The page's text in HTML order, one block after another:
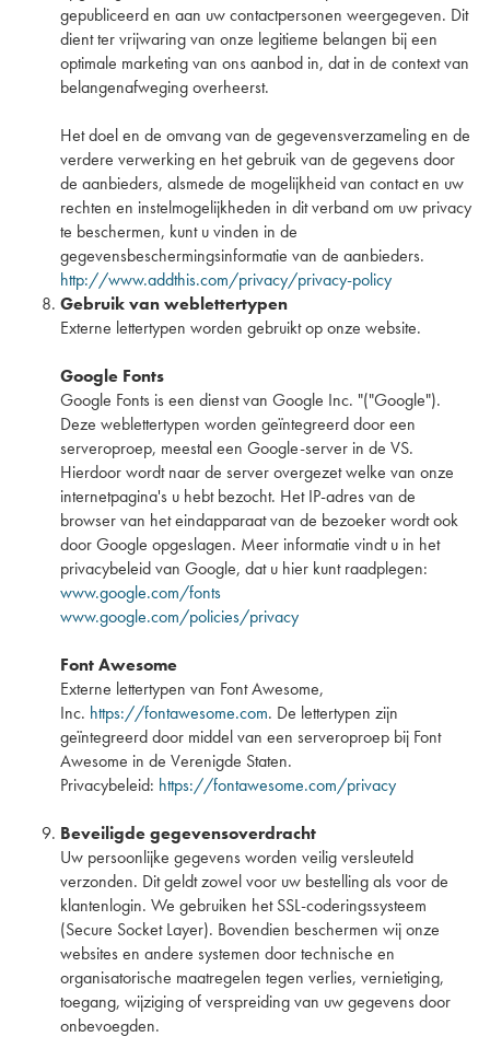
gepubliceerd en aan uw contactpersonen weergegeven. Dit
dient ter vrijwaring van onze legitieme belangen bij een
optimale marketing van ons aanbod in, dat in de context van
belangenafweging overheerst.
Het doel en de omvang van de gegevensverzameling en de
verdere verwerking en het gebruik van de gegevens door
de aanbieders, alsmede de mogelijkheid van contact en uw
rechten en instelmogelijkheden in dit verband om uw privacy
te beschermen, kunt u vinden in de
gegevensbeschermingsinformatie van de aanbieders.
http://www.addthis.com/privacy/privacy-policy
Gebruik van weblettertypen
Externe lettertypen worden gebruikt op onze website.
Google Fonts
Google Fonts is een dienst van Google Inc. "("Google").
Deze weblettertypen worden geïntegreerd door een
serveroproep, meestal een Google-server in de VS.
Hierdoor wordt naar de server overgezet welke van onze
internetpagina's u hebt bezocht. Het IP-adres van de
browser van het eindapparaat van de bezoeker wordt ook
door Google opgeslagen. Meer informatie vindt u in het
privacybeleid van Google, dat u hier kunt raadplegen:
www.google.com/fonts
www.google.com/policies/privacy
Font Awesome
Externe lettertypen van Font Awesome,
Inc. https://fontawesome.com. De lettertypen zijn
geïntegreerd door middel van een serveroproep bij Font
Awesome in de Verenigde Staten.
Privacybeleid: https://fontawesome.com/privacy
Beveiligde gegevensoverdracht
Uw persoonlijke gegevens worden veilig versleuteld
verzonden. Dit geldt zowel voor uw bestelling als voor de
klantenlogin. We gebruiken het SSL-coderingssysteem
(Secure Socket Layer). Bovendien beschermen wij onze
websites en andere systemen door technische en
organisatorische maatregelen tegen verlies, vernietiging,
toegang, wijziging of verspreiding van uw gegevens door
onbevoegden.